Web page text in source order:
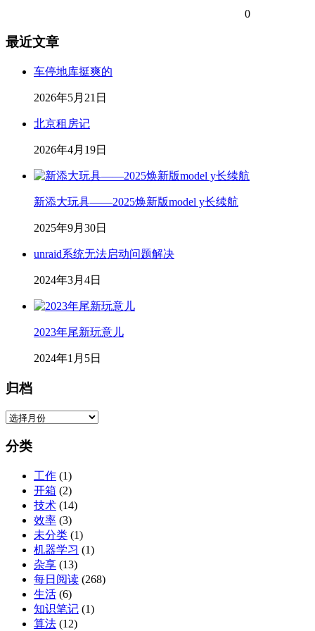
0
最近文章
车停地库挺爽的
2026年5月21日
北京租房记
2026年4月19日
新添大玩具——2025焕新版model y长续航
2025年9月30日
unraid系统无法启动问题解决
2024年3月4日
2023年尾新玩意儿
2024年1月5日
归档
归
分类
工作 (1)
开箱 (2)
技术 (14)
效率 (3)
未分类 (1)
机器学习 (1)
杂享 (13)
每日阅读 (268)
生活 (6)
知识笔记 (1)
算法 (12)